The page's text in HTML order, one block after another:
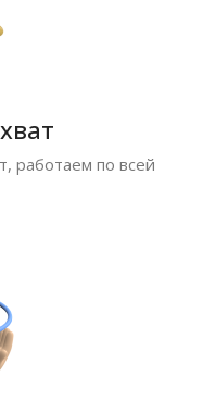
работаем по всей